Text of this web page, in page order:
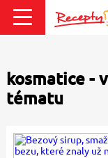
kosmatice -
tématu